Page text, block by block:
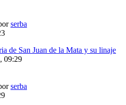
serba
de San Juan de la Mata y su linaje
09:29
serba